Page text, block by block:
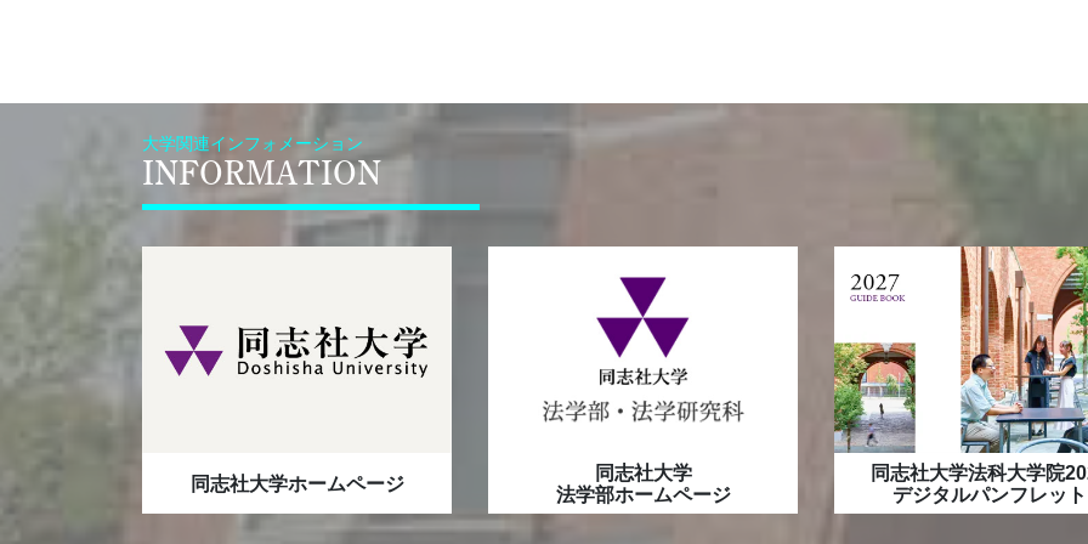
大学関連インフォメーション
INFORMATION
同志社大学ホームページ
同志社大学
法学部ホームページ
同志社大学法科大学院
デジタルパンフレット